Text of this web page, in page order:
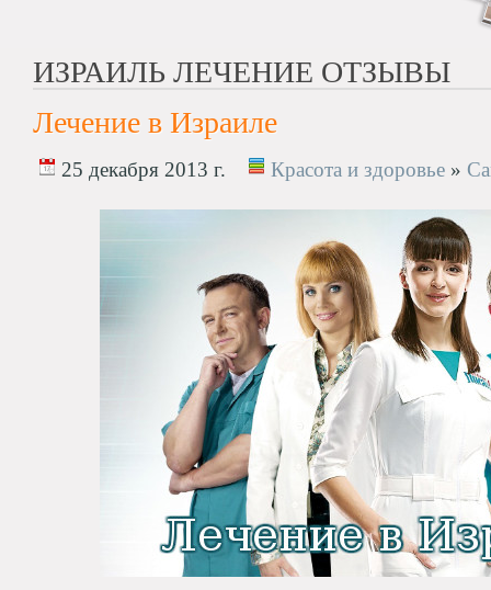
ИЗРАИЛЬ ЛЕЧЕНИЕ ОТЗЫВЫ
Лечение в Израиле
25 декабря 2013 г. Красота и здоровье »